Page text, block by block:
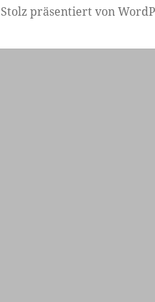
Stolz präsentiert von